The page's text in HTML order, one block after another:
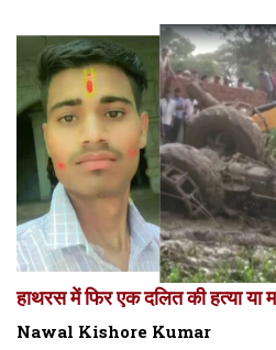
हाथरस में फिर एक दलित की हत्या या
Nawal Kishore Kumar